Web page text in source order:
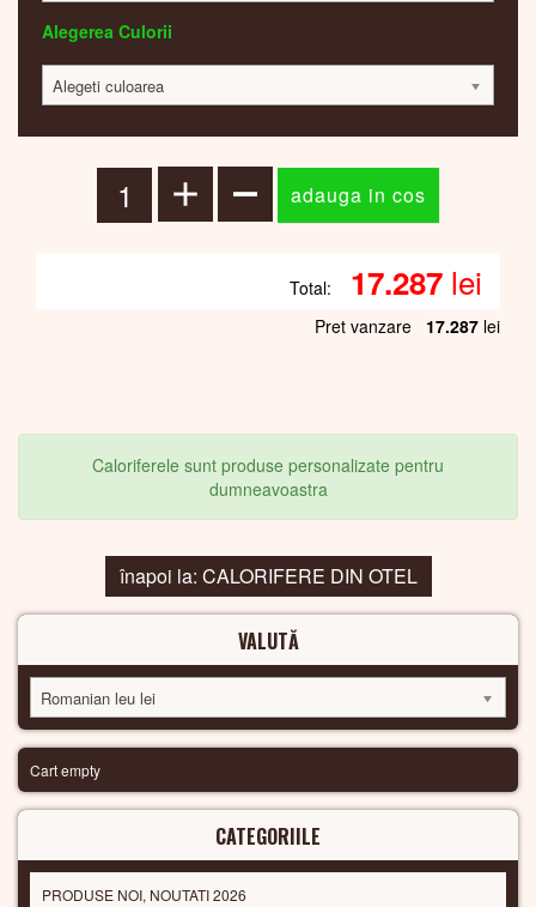
Alegerea Culorii
Alegeti culoarea
Total: 17.287 lei
Pret vanzare 17.287 lei
Caloriferele sunt produse personalizate pentru
dumneavoastra
înapoi la: CALORIFERE DIN OTEL
VALUTĂ
Romanian leu lei
Cart empty
CATEGORIILE
PRODUSE NOI, NOUTATI 2026